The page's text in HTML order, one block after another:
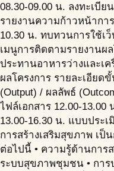
08.30-09.00 น. ลงทะเบีย
รายงานความก้าวหน้ากา
10.30 น. ทบทวนการใช้เ
เมนูการติดตามรายงานผ
ประทานอาหารว่างและเ
ผลโครงการ รายละเอียด
(Output) / ผลลัพธ์
ไฟล์เอกสาร 12.00-
13.00-16.30 น. แบบประ
การสร้างเสริมสุขภาพ เป็
ต่อไปนี้ • ความรู้ด้านการ
ระบบสุขภาพชุมชน • กา